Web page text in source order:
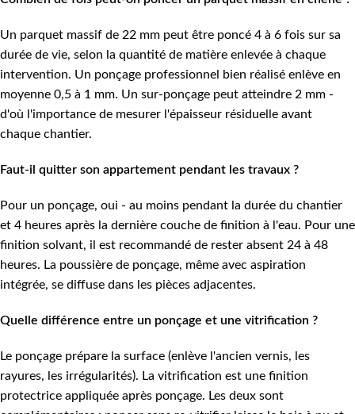
Un parquet massif de 22 mm peut être poncé 4 à 6 fois sur sa
durée de vie, selon la quantité de matière enlevée à chaque
intervention. Un ponçage professionnel bien réalisé enlève en
moyenne 0,5 à 1 mm. Un sur-ponçage peut atteindre 2 mm -
d'où l'importance de mesurer l'épaisseur résiduelle avant
chaque chantier.
Faut-il quitter son appartement pendant les travaux ?
Pour un ponçage, oui - au moins pendant la durée du chantier
et 4 heures après la dernière couche de finition à l'eau. Pour une
finition solvant, il est recommandé de rester absent 24 à 48
heures. La poussière de ponçage, même avec aspiration
intégrée, se diffuse dans les pièces adjacentes.
Quelle différence entre un ponçage et une vitrification ?
Le ponçage prépare la surface (enlève l'ancien vernis, les
rayures, les irrégularités). La vitrification est une finition
protectrice appliquée après ponçage. Les deux sont